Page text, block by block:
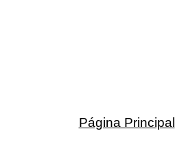
Página Principal